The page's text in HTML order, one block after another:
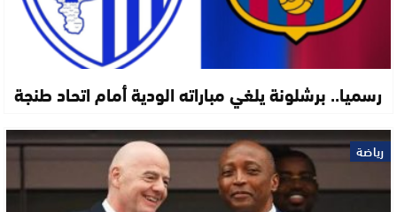
رسميا.. برشلونة يلغي مباراته الودية أمام اتحاد طنجة
رياضة